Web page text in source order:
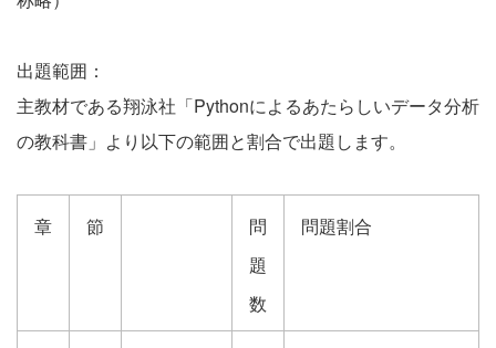
出題範囲：
主教材である翔泳社「Pythonによるあたらしいデータ分析
の教科書」より以下の範囲と割合で出題します。
章 節
問
題
数
問題割合